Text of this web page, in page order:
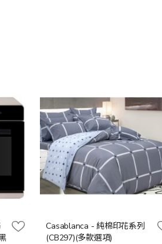
Casablanca - 純棉印花系列
(CB297)(多款選項)